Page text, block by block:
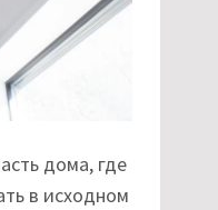
дома, где
в исходном